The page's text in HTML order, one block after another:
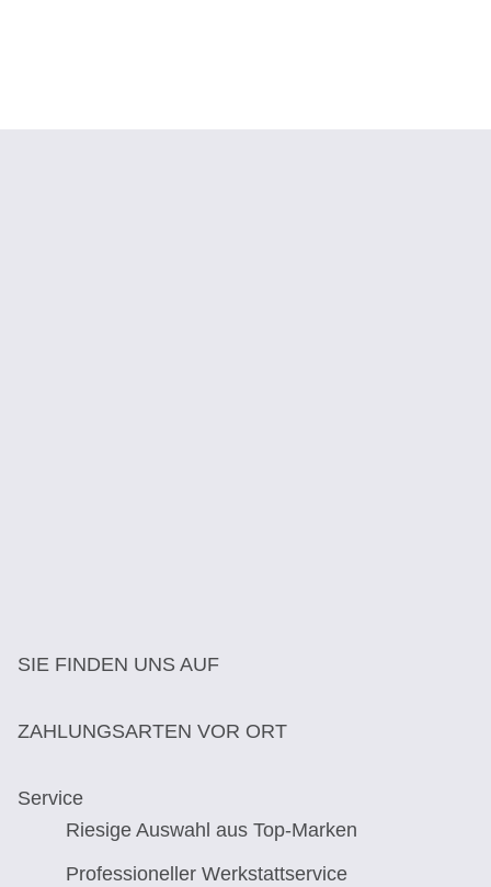
SIE FINDEN UNS AUF
ZAHLUNGSARTEN VOR ORT
Service
Riesige Auswahl aus Top-Marken
Professioneller Werkstattservice